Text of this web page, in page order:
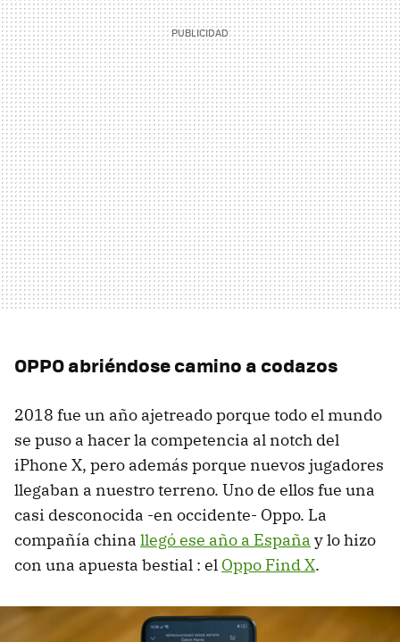
OPPO abriéndose camino a codazos
2018 fue un año ajetreado porque todo el mundo
se puso a hacer la competencia al notch del
iPhone X, pero además porque nuevos jugadores
llegaban a nuestro terreno. Uno de ellos fue una
casi desconocida -en occidente- Oppo. La
compañía china llegó ese año a España y lo hizo
con una apuesta bestial : el Oppo Find X.